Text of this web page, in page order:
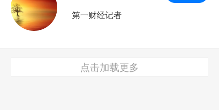
第一财经记者
点击加载更多